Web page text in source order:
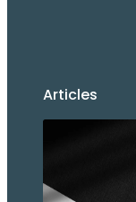
Articles